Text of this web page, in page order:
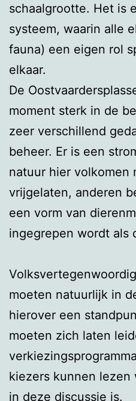
schaalgrootte. Het is
systeem, waarin alle
fauna) een eigen rol
elkaar.
De
moment sterk in de
zeer verschillend
beheer. Er is een
natuur hier volkomen
vrijgelaten, anderen
een vorm van
ingegrepen wordt als
moeten natuurlijk in
hierover een
moeten zich laten
kiezers kunnen lezen
in deze discussie is.